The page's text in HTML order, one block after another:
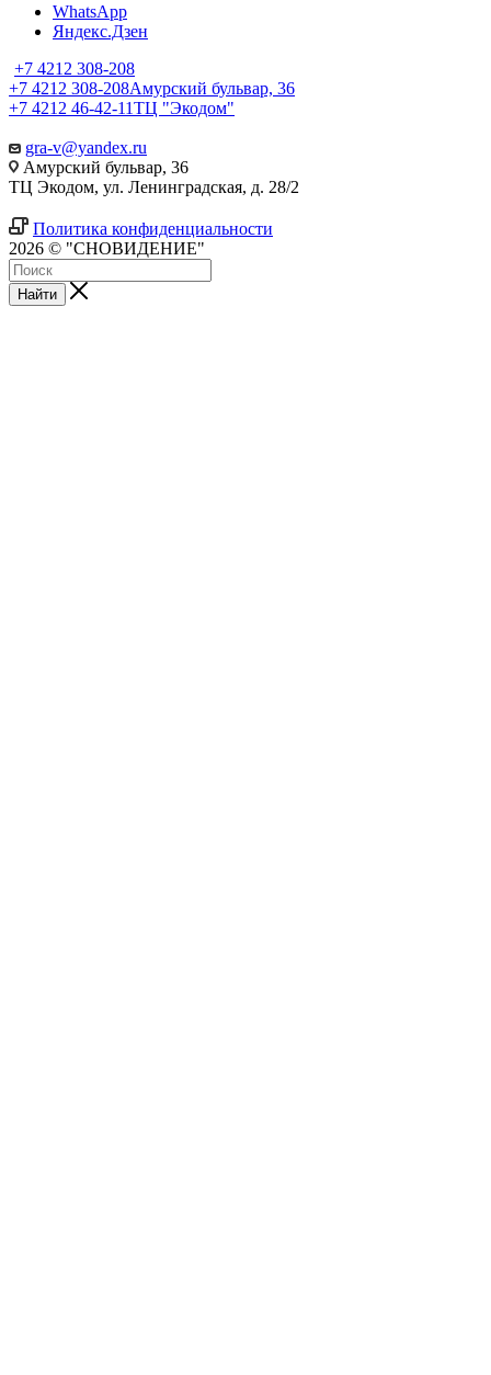
WhatsApp
Яндекс.Дзен
+7 4212 308-208
+7 4212 308-208Амурский бульвар, 36
+7 4212 46-42-11ТЦ "Экодом"
gra-v@yandex.ru
Амурский бульвар, 36
ТЦ Экодом, ул. Ленинградская, д. 28/2
Политика конфиденциальности
2026 © "СНОВИДЕНИЕ"
Найти